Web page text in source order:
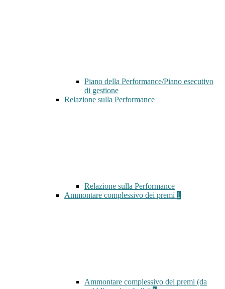
Piano della Performance/Piano esecutivo
di gestione
Relazione sulla Performance
Relazione sulla Performance
Ammontare complessivo dei premi 1
Ammontare complessivo dei premi (da